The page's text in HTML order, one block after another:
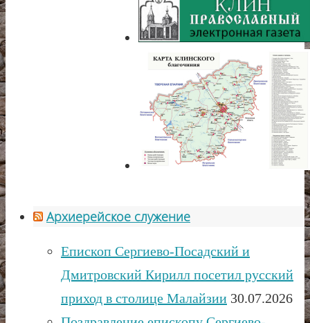
Архиерейское служение
Епископ Сергиево-Посадский и
Дмитровский Кирилл посетил русский
приход в столице Малайзии 30.07.2026